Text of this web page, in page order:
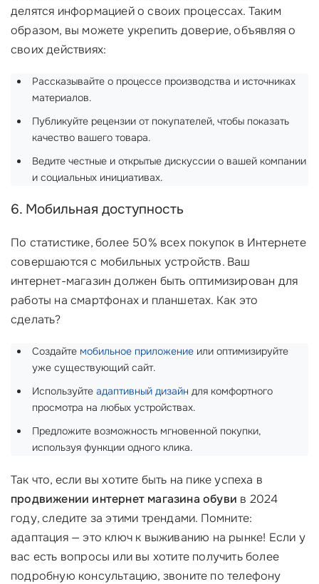
делятся информацией о своих процессах. Таким
образом, вы можете укрепить доверие, объявляя о
своих действиях:
Рассказывайте о процессе производства и источниках
материалов.
Публикуйте рецензии от покупателей, чтобы показать
качество вашего товара.
Ведите честные и открытые дискуссии о вашей компании
и социальных инициативах.
6. Мобильная доступность
По статистике, более 50% всех покупок в Интернете
совершаются с мобильных устройств. Ваш
интернет-магазин должен быть оптимизирован для
работы на смартфонах и планшетах. Как это
сделать?
Создайте мобильное приложение или оптимизируйте
уже существующий сайт.
Используйте адаптивный дизайн для комфортного
просмотра на любых устройствах.
Предложите возможность мгновенной покупки,
используя функции одного клика.
Так что, если вы хотите быть на пике успеха в
продвижении интернет магазина обуви в 2024
году, следите за этими трендами. Помните:
адаптация — это ключ к выживанию на рынке! Если у
вас есть вопросы или вы хотите получить более
подробную консультацию, звоните по телефону